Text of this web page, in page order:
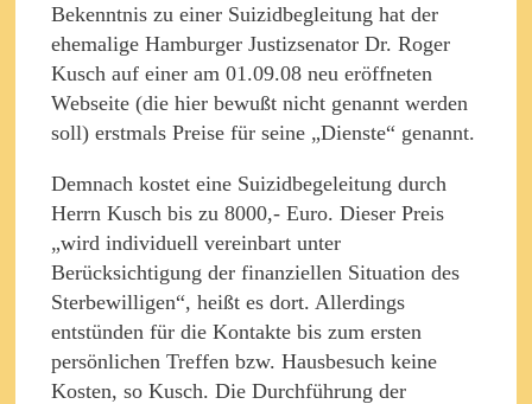
Bekenntnis zu einer Suizidbegleitung hat der
ehemalige Hamburger Justizsenator Dr. Roger
Kusch auf einer am 01.09.08 neu eröffneten
Webseite (die hier bewußt nicht genannt werden
soll) erstmals Preise für seine „Dienste“ genannt.
Demnach kostet eine Suizidbegeleitung durch
Herrn Kusch bis zu 8000,- Euro. Dieser Preis
„wird individuell vereinbart unter
Berücksichtigung der finanziellen Situation des
Sterbewilligen“, heißt es dort. Allerdings
entstünden für die Kontakte bis zum ersten
persönlichen Treffen bzw. Hausbesuch keine
Kosten, so Kusch. Die Durchführung der